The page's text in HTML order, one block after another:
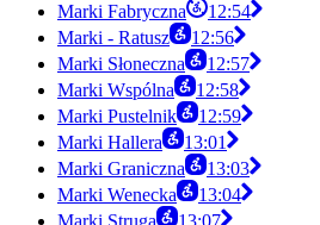
Marki Fabryczna
12:54
Marki - Ratusz
12:56
Marki Słoneczna
12:57
Marki Wspólna
12:58
Marki Pustelnik
12:59
Marki Hallera
13:01
Marki Graniczna
13:03
Marki Wenecka
13:04